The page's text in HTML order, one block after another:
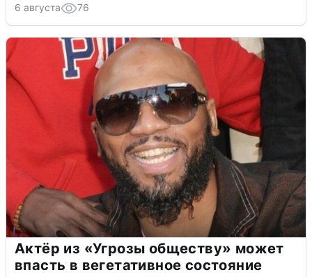
6 августа 76
Актёр из «Угрозы обществу» может
впасть в вегетативное состояние